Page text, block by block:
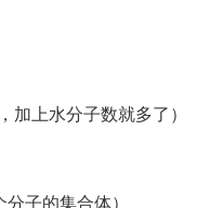
上水分子数就多了）
子的集合体）